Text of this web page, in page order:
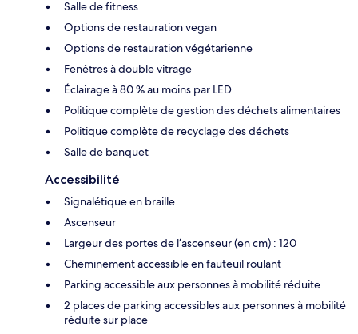
Salle de fitness
Options de restauration vegan
Options de restauration végétarienne
Fenêtres à double vitrage
Éclairage à 80 % au moins par LED
Politique complète de gestion des déchets alimentaires
Politique complète de recyclage des déchets
Salle de banquet
Accessibilité
Signalétique en braille
Ascenseur
Largeur des portes de l’ascenseur (en cm) : 120
Cheminement accessible en fauteuil roulant
Parking accessible aux personnes à mobilité réduite
2 places de parking accessibles aux personnes à mobilité
réduite sur place